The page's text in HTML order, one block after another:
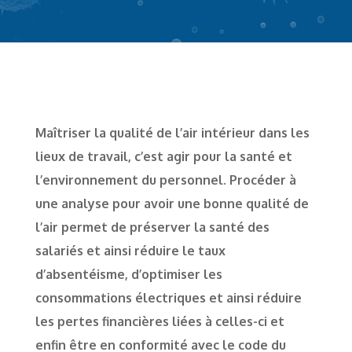
Maîtriser la qualité de l’air intérieur dans les
lieux de travail, c’est agir pour la santé et
l’environnement du personnel. Procéder à
une analyse pour avoir une bonne qualité de
l’air permet de préserver la santé des
salariés et ainsi réduire le taux
d’absentéisme, d’optimiser les
consommations électriques et ainsi réduire
les pertes financières liées à celles-ci et
enfin être en conformité avec le code du